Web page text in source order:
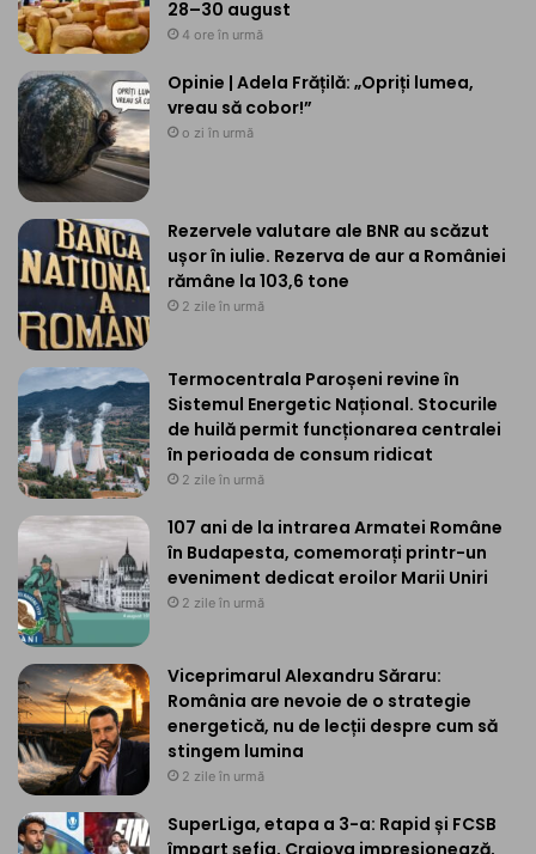
28–30 august
4 ore în urmă
Opinie | Adela Frățilă: „Opriți lumea,
vreau să cobor!”
o zi în urmă
Rezervele valutare ale BNR au scăzut
ușor în iulie. Rezerva de aur a României
rămâne la 103,6 tone
2 zile în urmă
Termocentrala Paroșeni revine în
Sistemul Energetic Național. Stocurile
de huilă permit funcționarea centralei
în perioada de consum ridicat
2 zile în urmă
107 ani de la intrarea Armatei Române
în Budapesta, comemorați printr-un
eveniment dedicat eroilor Marii Uniri
2 zile în urmă
Viceprimarul Alexandru Săraru:
România are nevoie de o strategie
energetică, nu de lecții despre cum să
stingem lumina
2 zile în urmă
SuperLiga, etapa a 3-a: Rapid și FCSB